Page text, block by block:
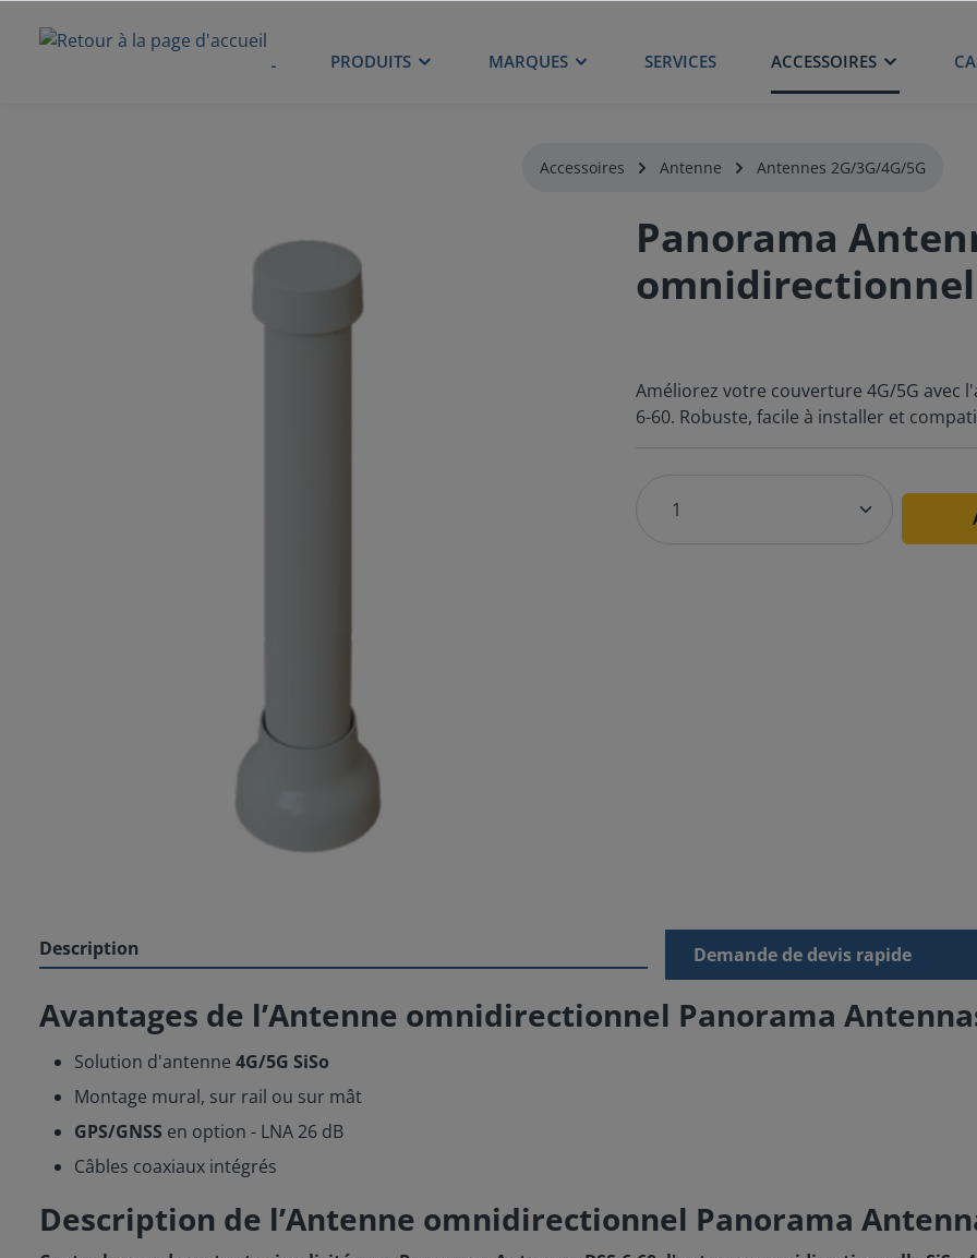
ACCUEIL PRODUITS MARQUES SERVICES ACCESSOIRES
Accessoires Antenne Antennes 2G/3G/4G/5G
Panorama
omnidirectionnel
Améliorez votre couverture 4G/5G avec
6-60. Robuste, facile à installer et
Description Demande de devis rapide
Avantages de l’Antenne omnidirectionnel Panorama
Solution d'antenne 4G/5G SiSo
Montage mural, sur rail ou sur mât
GPS/GNSS en option - LNA 26 dB
Câbles coaxiaux intégrés
Description de l’Antenne omnidirectionnel Panorama